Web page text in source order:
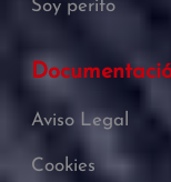
Soy perito
Aviso Legal
Cookies